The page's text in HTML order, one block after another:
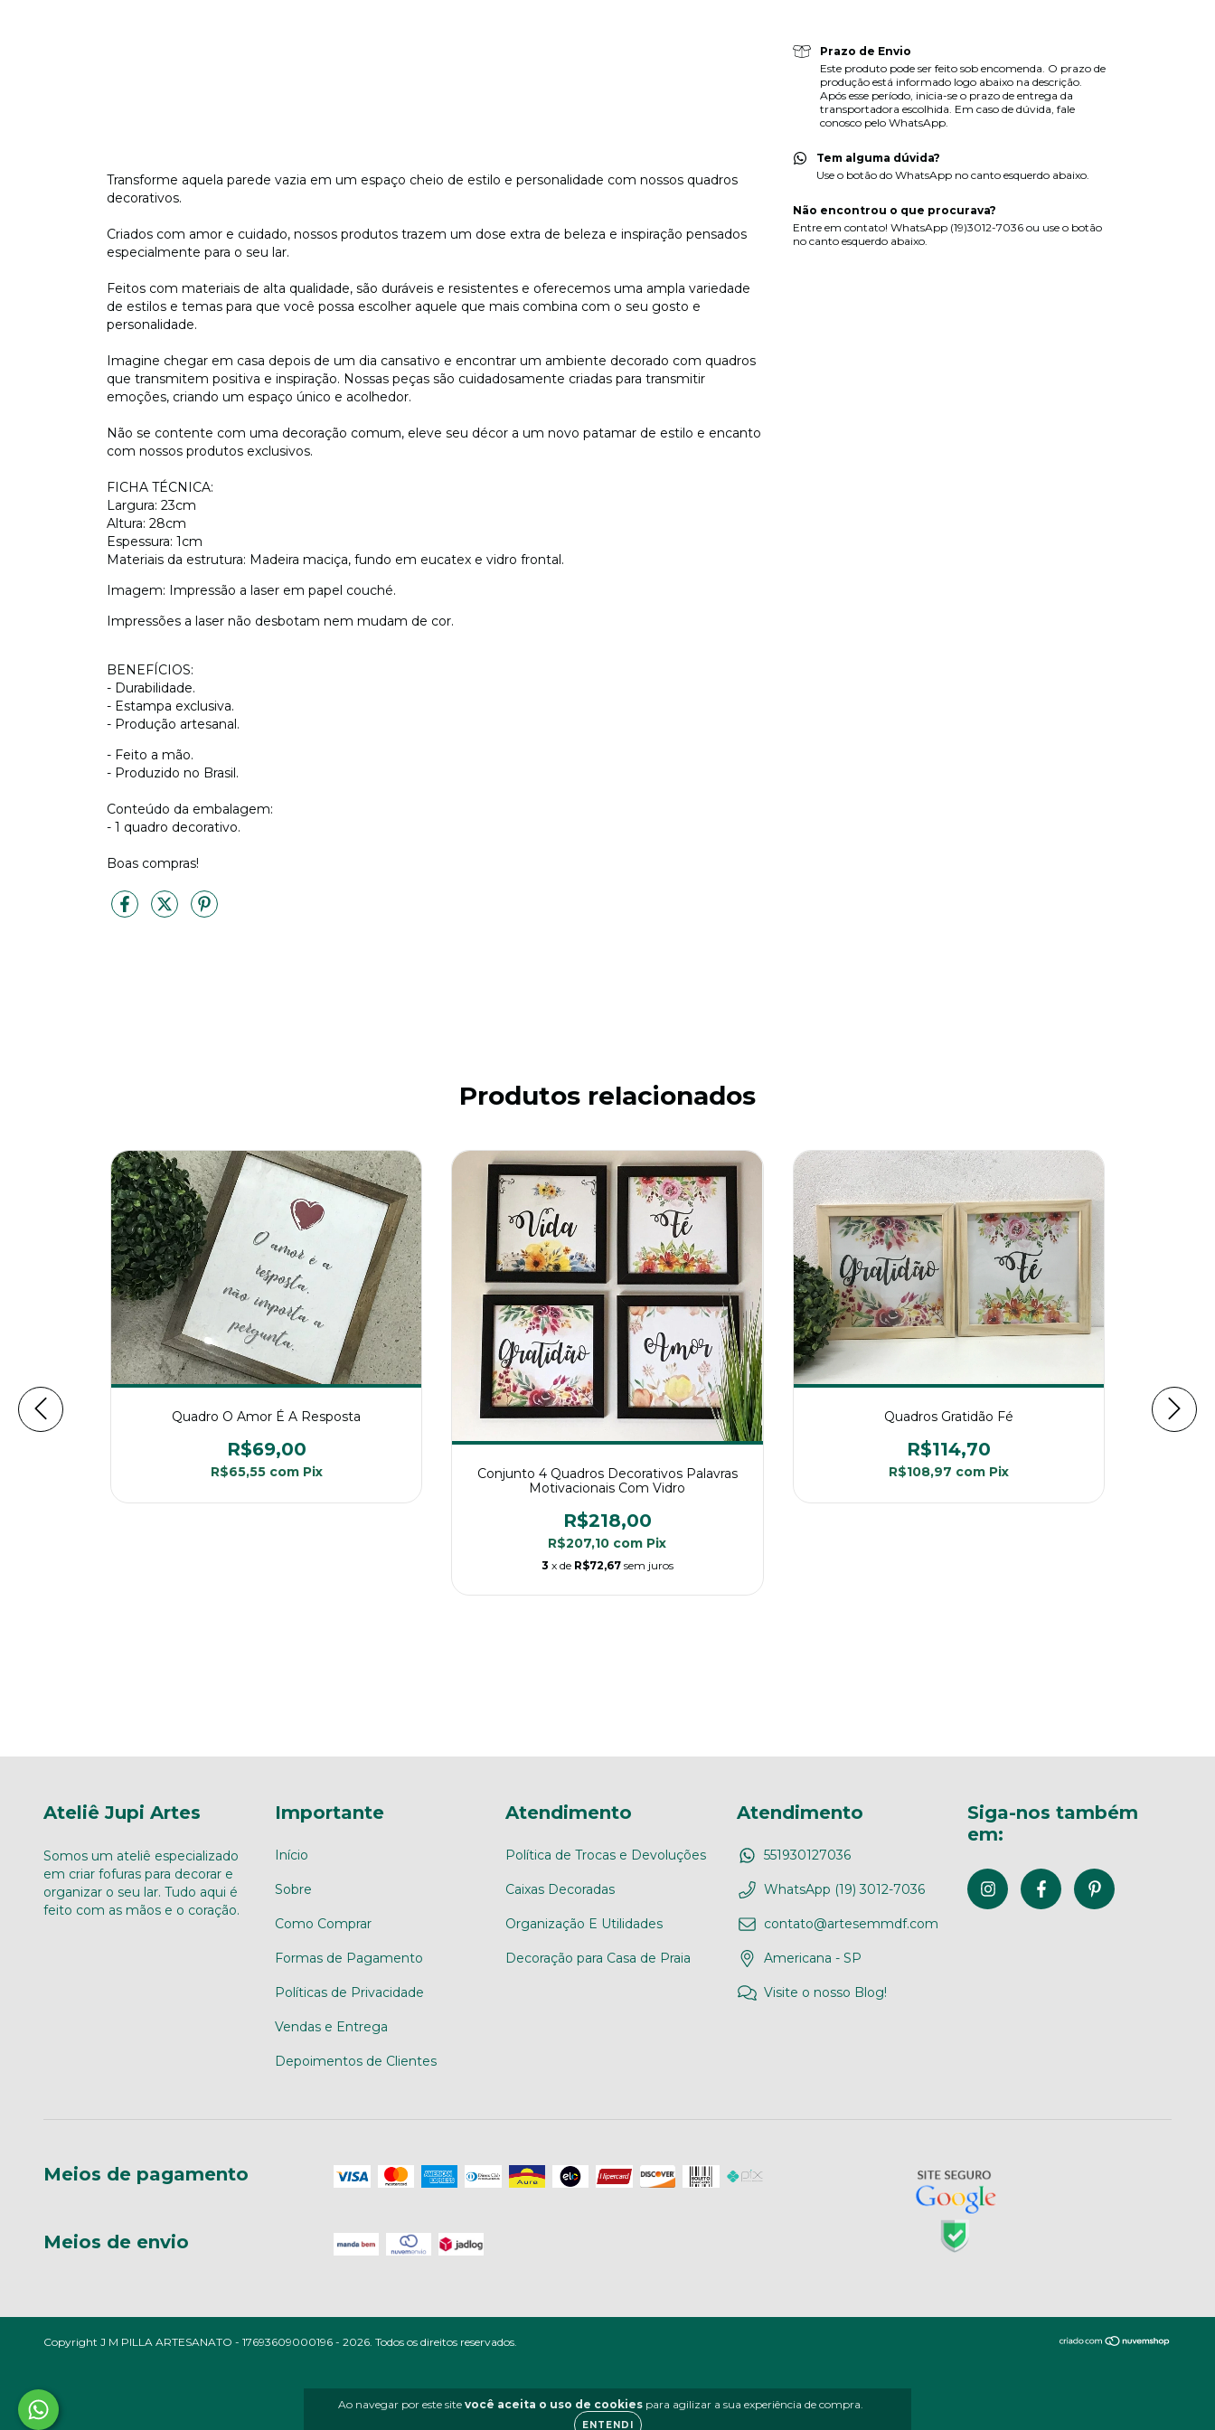
Ao navegar por este site você aceita o uso de cookiespara agilizar a sua experiência de compra.
ENTENDI
Transforme aquela parede vazia em um espaço cheio de estilo e personalidade com nossos quadros
decorativos.
Criados com amor e cuidado, nossos produtos trazem um dose extra de beleza e inspiração pensados
especialmente para o seu lar.
Feitos com materiais de alta qualidade, são duráveis e resistentes e oferecemos uma ampla variedade
de estilos e temas para que você possa escolher aquele que mais combina com o seu gosto e
personalidade.
Imagine chegar em casa depois de um dia cansativo e encontrar um ambiente decorado com quadros
que transmitem positiva e inspiração. Nossas peças são cuidadosamente criadas para transmitir
emoções, criando um espaço único e acolhedor.
Não se contente com uma decoração comum, eleve seu décor a um novo patamar de estilo e encanto
com nossos produtos exclusivos.
FICHA TÉCNICA:
Largura: 23cm
Altura: 28cm
Espessura: 1cm
Materiais da estrutura: Madeira maciça, fundo em eucatex e vidro frontal.
Imagem: Impressão a laser em papel couché.
Impressões a laser não desbotam nem mudam de cor.
BENEFÍCIOS:
- Durabilidade.
- Estampa exclusiva.
- Produção artesanal.
- Feito a mão.
- Produzido no Brasil.
Conteúdo da embalagem:
- 1 quadro decorativo.
Boas compras!
Prazo de Envio
Este produto pode ser feito sob encomenda. O prazo de
produção está informado logo abaixo na descrição.
Após esse período, inicia-se o prazo de entrega da
transportadora escolhida. Em caso de dúvida, fale
conosco pelo WhatsApp.
Tem alguma dúvida?
Use o botão do WhatsApp no canto esquerdo abaixo.
Não encontrou o que procurava?
Entre em contato! WhatsApp (19)3012-7036 ou use o botão
no canto esquerdo abaixo.
Produtos relacionados
Aceito
Quadro O Amor É A Resposta
R$69,00
R$65,55 com Pix
Conjunto 4 Quadros Decorativos Palavras
Motivacionais Com Vidro
R$218,00
R$207,10 com Pix
3 x de R$72,67 sem juros
Quadros Gratidão Fé
R$114,70
R$108,97 com Pix
Ateliê Jupi Artes
Somos um ateliê especializado
em criar fofuras para decorar e
organizar o seu lar. Tudo aqui é
feito com as mãos e o coração.
Importante
Início
Sobre
Como Comprar
Formas de Pagamento
Políticas de Privacidade
Vendas e Entrega
Depoimentos de Clientes
Atendimento
Política de Trocas e Devoluções
Caixas Decoradas
Organização E Utilidades
Decoração para Casa de Praia
Atendimento
551930127036
WhatsApp (19) 3012-7036
contato@artesemmdf.com
Americana - SP
Visite o nosso Blog!
Siga-nos também
em:
Meios de pagamento
Meios de envio
Copyright J M PILLA ARTESANATO - 17693609000196 - 2026. Todos os direitos reservados.